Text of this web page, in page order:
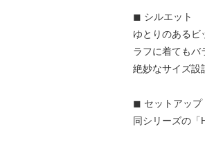
◼︎ シルエット
ゆとりのあるビ
ラフに着てもバ
絶妙なサイズ設
◼︎ セットアップ
同シリーズの「